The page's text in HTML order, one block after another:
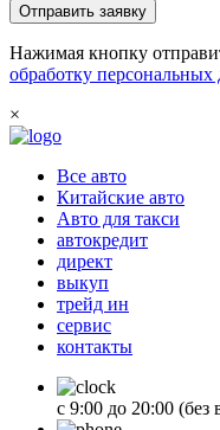
Отправить заявку
Нажимая кнопку
обработку
×
Все авто
Китайские авто
Авто для такси
автокредит
директ
выкуп
трейд ин
сервис
контакты
с 9:00 до 20:00